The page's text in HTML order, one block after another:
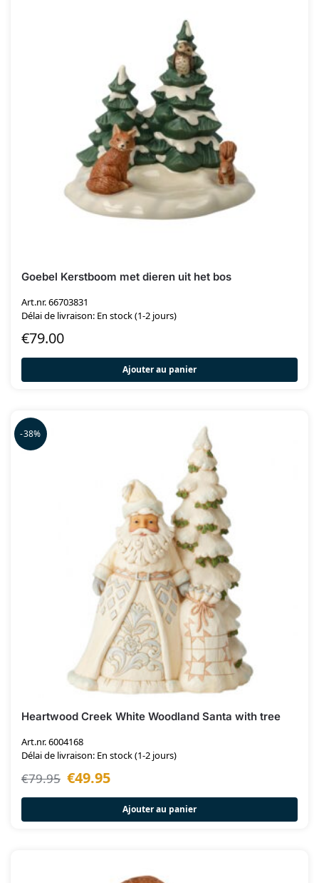
Goebel Kerstboom met dieren uit het bos
Art.nr. 66703831
Délai de livraison: En stock (1-2 jours)
€79.00
Ajouter au panier
-38%
Heartwood Creek White Woodland Santa with tree
Art.nr. 6004168
Délai de livraison: En stock (1-2 jours)
€79.95 €49.95
Ajouter au panier